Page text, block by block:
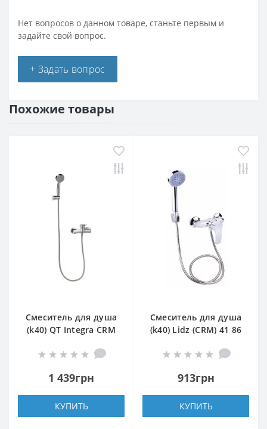
Нет вопросов о данном товаре, станьте первым и
задайте свой вопрос.
+ Задать вопрос
Похожие товары
Смеситель для душа
(k40) QT Integra CRM
1 439грн
КУПИТЬ
Смеситель для душа
(k40) Lidz (CRM) 41 86
913грн
КУПИТЬ